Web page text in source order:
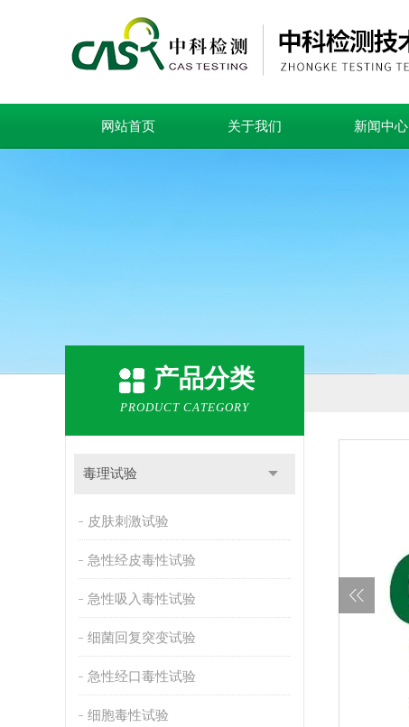
网站首页 关于我们 新闻中心
产品分类
PRODUCT CATEGORY
毒理试验
皮肤刺激试验
急性经皮毒性试验
急性吸入毒性试验
细菌回复突变试验
急性经口毒性试验
细胞毒性试验